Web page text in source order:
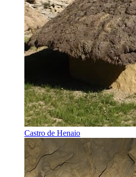
Castro de Henaio